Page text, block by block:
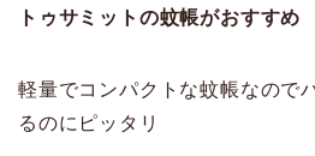
トゥサミットの蚊帳がおすすめ
軽量でコンパクトな蚊帳なので
るのにピッタリ